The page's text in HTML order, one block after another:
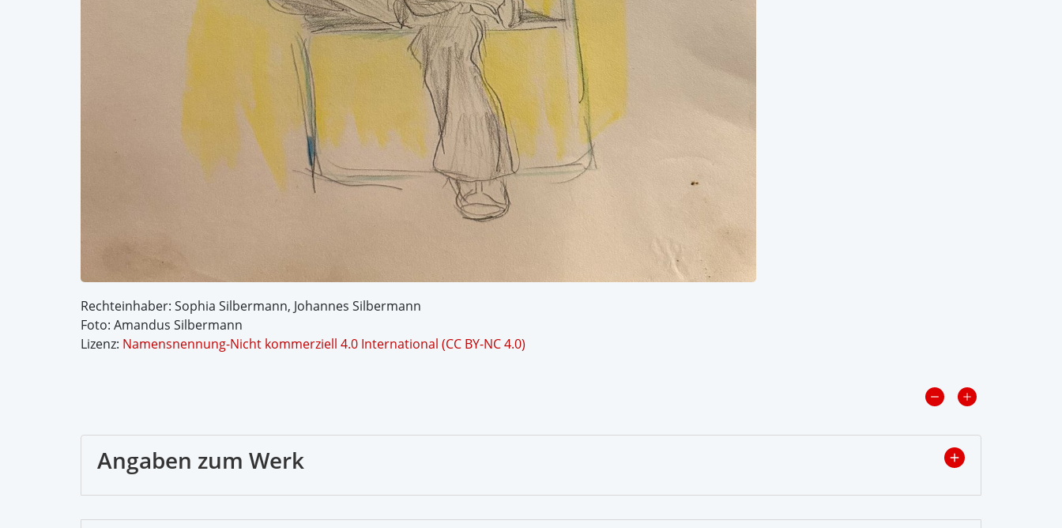
Rechteinhaber: Sophia Silbermann, Johannes Silbermann
Foto: Amandus Silbermann
Lizenz: Namensnennung-Nicht kommerziell 4.0 International (CC BY-NC 4.0)
Angaben zum Werk